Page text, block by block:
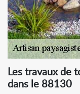
Les travaux de
dans le 88130